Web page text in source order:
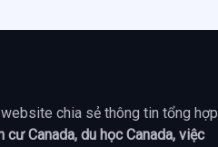
chia sẻ thông tin tổng hợp
cư Canada, du học Canada, việc